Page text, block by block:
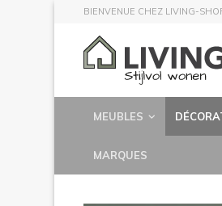
BIENVENUE CHEZ LIVING-
MEUBLES
MARQUES